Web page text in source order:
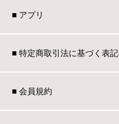
■ アプリ
■ 特定商取引法に基づく表記
■ 会員規約